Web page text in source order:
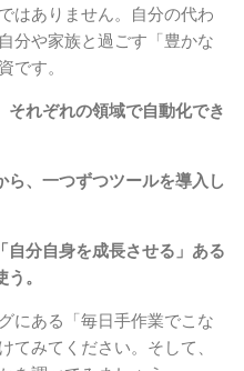
はありません。自分の代わ
分や家族と過ごす「豊かな
です。
れぞれの領域で自動化でき
ら、一つずつツールを導入し
自分自身を成長させる」ある
。
にある「毎日手作業でこな
てみてください。そして、